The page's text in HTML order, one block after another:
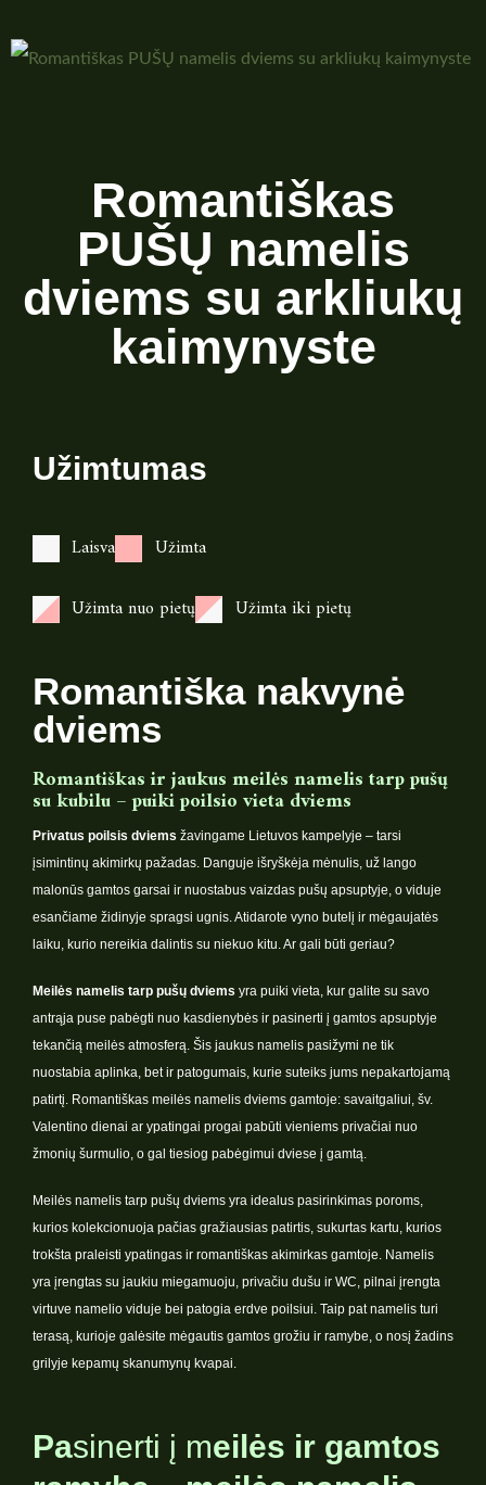
Romantiškas
PUŠŲ namelis
dviems su arkliukų
kaimynyste
Užimtumas
Laisva
Užimta
Užimta nuo pietų
Užimta iki pietų
Romantiška nakvynė
dviems
Romantiškas ir jaukus meilės namelis tarp pušų
su kubilu – puiki poilsio vieta dviems
Privatus poilsis dviems žavingame Lietuvos kampelyje – tarsi
įsimintinų akimirkų pažadas. Danguje išryškėja mėnulis, už lango
malonūs gamtos garsai ir nuostabus vaizdas pušų apsuptyje, o viduje
esančiame židinyje spragsi ugnis. Atidarote vyno butelį ir mėgaujatės
laiku, kurio nereikia dalintis su niekuo kitu. Ar gali būti geriau?
Meilės namelis tarp pušų dviems yra puiki vieta, kur galite su savo
antrąja puse pabėgti nuo kasdienybės ir pasinerti į gamtos apsuptyje
tekančią meilės atmosferą. Šis jaukus namelis pasižymi ne tik
nuostabia aplinka, bet ir patogumais, kurie suteiks jums nepakartojamą
patirtį. Romantiškas meilės namelis dviems gamtoje: savaitgaliui, šv.
Valentino dienai ar ypatingai progai pabūti vieniems privačiai nuo
žmonių šurmulio, o gal tiesiog pabėgimui dviese į gamtą.
Meilės namelis tarp pušų dviems yra idealus pasirinkimas poroms,
kurios kolekcionuoja pačias gražiausias patirtis, sukurtas kartu, kurios
trokšta praleisti ypatingas ir romantiškas akimirkas gamtoje. Namelis
yra įrengtas su jaukiu miegamuoju, privačiu dušu ir WC, pilnai įrengta
virtuve namelio viduje bei patogia erdve poilsiui. Taip pat namelis turi
terasą, kurioje galėsite mėgautis gamtos grožiu ir ramybe, o nosį žadins
grilyje kepamų skanumynų kvapai.
Pasinerti į meilės ir gamtos